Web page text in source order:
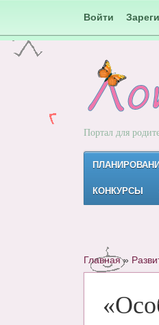
Войти
Портал для
КОНКУРСЫ
Главная»